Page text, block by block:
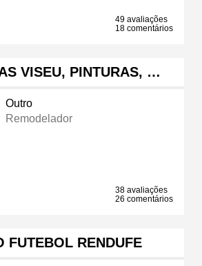
49 avaliações
18 comentários
VISEU, PINTURAS, …
Outro
Remodelador
38 avaliações
26 comentários
FUTEBOL RENDUFE